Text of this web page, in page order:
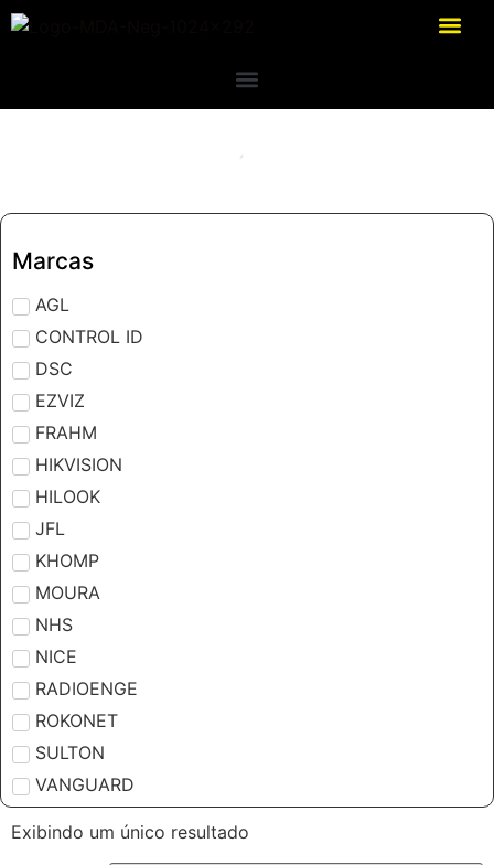
Marcas
AGL
CONTROL ID
DSC
EZVIZ
FRAHM
HIKVISION
HILOOK
JFL
KHOMP
MOURA
NHS
NICE
RADIOENGE
ROKONET
SULTON
VANGUARD
Exibindo um único resultado